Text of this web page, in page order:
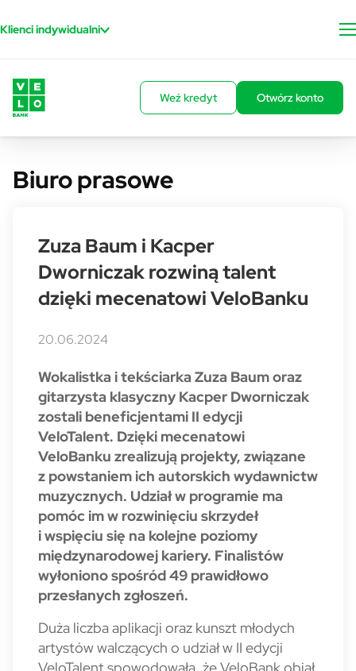
Klienci indywidualni
Weź kredyt Otwórz konto
Biuro prasowe
Zuza Baum i Kacper
Dworniczak rozwiną talent
dzięki mecenatowi VeloBanku
20.06.2024
Wokalistka i tekściarka Zuza Baum oraz
gitarzysta klasyczny Kacper Dworniczak
zostali beneficjentami II edycji
VeloTalent. Dzięki mecenatowi
VeloBanku zrealizują projekty, związane
z powstaniem ich autorskich wydawnictw
muzycznych. Udział w programie ma
pomóc im w rozwinięciu skrzydeł
i wspięciu się na kolejne poziomy
międzynarodowej kariery. Finalistów
wyłoniono spośród 49 prawidłowo
przesłanych zgłoszeń.
Duża liczba aplikacji oraz kunszt młodych
artystów walczących o udział w II edycji